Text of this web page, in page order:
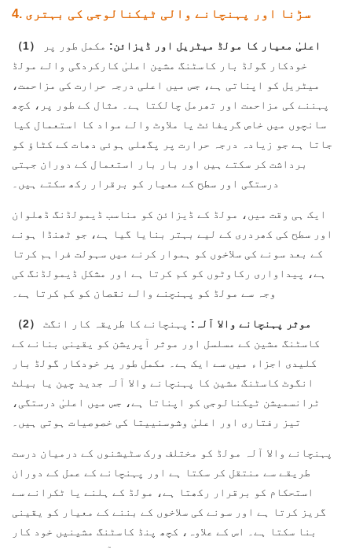
4. سڑنا اور پہنچانے والی ٹیکنالوجی کی بہتری
（1） اعلیٰ معیار کا مولڈ میٹریل اور ڈیزائن: مکمل طور پر
خودکار گولڈ بار کاسٹنگ مشین اعلیٰ کارکردگی والے مولڈ
میٹریل کو اپناتی ہے، جس میں اعلی درجہ حرارت کی مزاحمت،
پہننے کی مزاحمت اور تھرمل چالکتا ہے۔ مثال کے طور پر، کچھ
سانچوں میں خاص گریفائٹ یا ملاوٹ والے مواد کا استعمال کیا
جاتا ہے جو زیادہ درجہ حرارت پر پگھلی ہوئی دھات کے کٹاؤ کو
برداشت کر سکتے ہیں اور بار بار استعمال کے دوران جہتی
درستگی اور سطح کے معیار کو برقرار رکھ سکتے ہیں۔
ایک ہی وقت میں، مولڈ کے ڈیزائن کو مناسب ڈیمولڈنگ ڈھلوان
اور سطح کی کھردری کے لیے بہتر بنایا گیا ہے، جو ٹھنڈا ہونے
کے بعد سونے کی سلاخوں کو ہموار کرنے میں سہولت فراہم کرتا
ہے، پیداواری رکاوٹوں کو کم کرتا ہے اور مشکل ڈیمولڈنگ کی
وجہ سے مولڈ کو پہنچنے والے نقصان کو کم کرتا ہے۔
（2） موثر پہنچانے والا آلہ: پہنچانے کا طریقہ کار انگٹ
کاسٹنگ مشین کے مسلسل اور موثر آپریشن کو یقینی بنانے کے
کلیدی اجزاء میں سے ایک ہے۔ مکمل طور پر خودکار گولڈ بار
انگوٹ کاسٹنگ مشین کا پہنچانے والا آلہ جدید چین یا بیلٹ
ٹرانسمیشن ٹیکنالوجی کو اپناتا ہے، جس میں اعلیٰ درستگی،
تیز رفتاری اور اعلیٰ وشوسنییتا کی خصوصیات ہوتی ہیں۔
پہنچانے والا آلہ مولڈ کو مختلف ورک سٹیشنوں کے درمیان درست
طریقے سے منتقل کر سکتا ہے اور پہنچانے کے عمل کے دوران
استحکام کو برقرار رکھتا ہے، مولڈ کے ہلنے یا ٹکرانے سے
گریز کرتا ہے اور سونے کی سلاخوں کے بننے کے معیار کو یقینی
بنا سکتا ہے۔ اس کے علاوہ، کچھ پنڈ کاسٹنگ مشینیں خود کار